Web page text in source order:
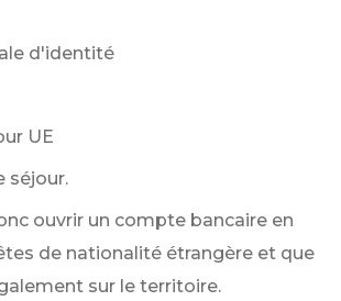
d'identité
UE
séjour.
ouvrir un compte bancaire en
de nationalité étrangère et que
sur le territoire.